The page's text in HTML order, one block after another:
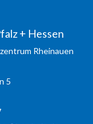
+ Hessen
Rheinauen
5